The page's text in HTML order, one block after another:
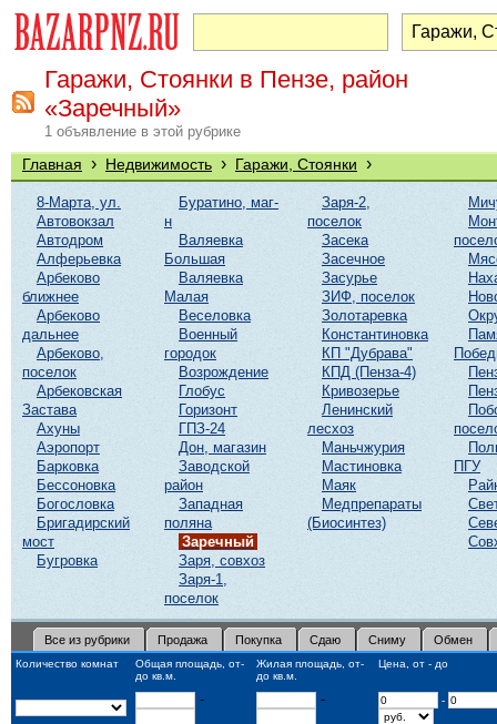
Гаражи, Стоянки в Пензе, район
«Заречный»
1 объявление в этой рубрике
Главная › Недвижимость › Гаражи, Стоянки ›
8-Марта, ул.
Автовокзал
Автодром
Алферьевка
Арбеково
ближнее
Арбеково
дальнее
Арбеково,
поселок
Арбековская
Застава
Ахуны
Аэропорт
Барковка
Бессоновка
Богословка
Бригадирский
мост
Бугровка
Буратино, маг-
н
Валяевка
Большая
Валяевка
Малая
Веселовка
Военный
городок
Возрождение
Глобус
Горизонт
ГПЗ-24
Дон, магазин
Заводской
район
Западная
поляна
Заречный
Заря, совхоз
Заря-1,
поселок
Заря-2,
поселок
Засека
Засечное
Засурье
ЗИФ, поселок
Золотаревка
Константиновка
КП "Дубрава"
КПД (Пенза-4)
Кривозерье
Ленинский
лесхоз
Маньчжурия
Мастиновка
Маяк
Медпрепараты
(Биосинтез)
ПГУ
Все из рубрики Продажа Покупка Сдаю Сниму Обмен
Количество комнат
Общая площадь, от-
до кв.м.
Жилая площадь, от-
до кв.м.
Цена, от - до
- - -